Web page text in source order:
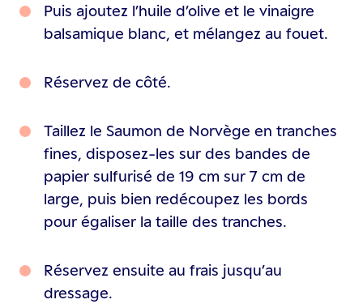
Puis ajoutez l’huile d’olive et le vinaigre
balsamique blanc, et mélangez au fouet.
Réservez de côté.
Taillez le Saumon de Norvège en tranches
fines, disposez-les sur des bandes de
papier sulfurisé de 19 cm sur 7 cm de
large, puis bien redécoupez les bords
pour égaliser la taille des tranches.
Réservez ensuite au frais jusqu’au
dressage.